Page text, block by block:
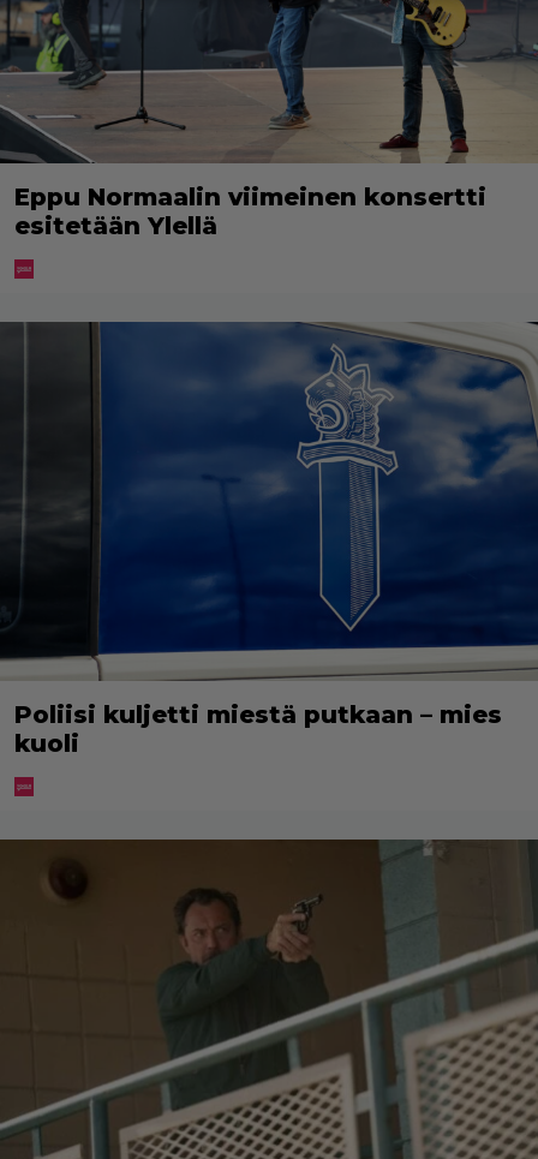
Eppu Normaalin viimeinen konsertti
esitetään Ylellä
Poliisi kuljetti miestä putkaan – mies
kuoli